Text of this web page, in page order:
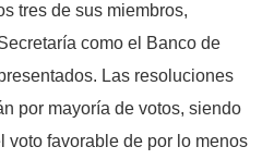
tres de sus miembros,
como el Banco de
Las resoluciones
por mayoría de votos, siendo
voto favorable de por lo menos